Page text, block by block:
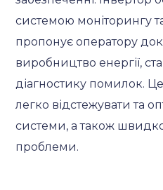
системою моніторингу
пропонує оператору
виробництво енергії,
діагностику помилок.
легко відстежувати та
системи, а також
проблеми.